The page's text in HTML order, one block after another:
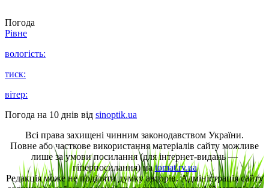
Погода
Рівне
вологість:
тиск:
вітер:
Погода на 10 днів від sinoptik.ua
Всі права захищені чинним законодавством України.
Повне або часткове використання матеріалів сайту можливе
лише за умови посилання (для інтернет-видань —
гіперпосилання) наtomat.rv.ua
Редакція може не поділяти думку авторів. Адміністрація сайту